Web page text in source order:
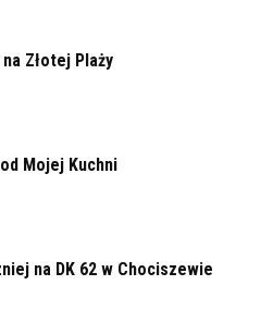
Złotej Plaży
Mojej Kuchni
na DK 62 w Chociszewie